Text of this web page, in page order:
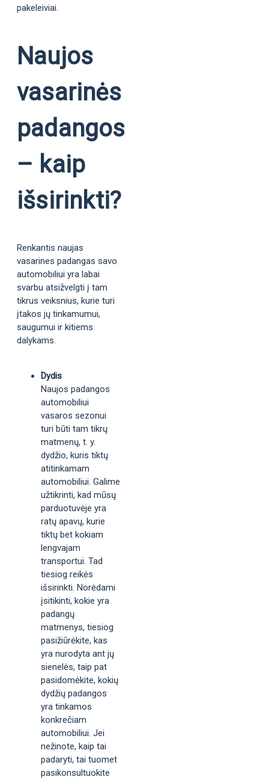
pakeleiviai.
Naujos
vasarinės
padangos
– kaip
išsirinkti?
Renkantis naujas
vasarines padangas savo
automobiliui yra labai
svarbu atsižvelgti į tam
tikrus veiksnius, kurie turi
įtakos jų tinkamumui,
saugumui ir kitiems
dalykams.
Dydis
Naujos padangos
automobiliui
vasaros sezonui
turi būti tam tikrų
matmenų, t. y.
dydžio, kuris tiktų
atitinkamam
automobiliui. Galime
užtikrinti, kad mūsų
parduotuvėje yra
ratų apavų, kurie
tiktų bet kokiam
lengvajam
transportui. Tad
tiesiog reikės
išsirinkti. Norėdami
įsitikinti, kokie yra
padangų
matmenys, tiesiog
pasižiūrėkite, kas
yra nurodyta ant jų
sienelės, taip pat
pasidomėkite, kokių
dydžių padangos
yra tinkamos
konkrečiam
automobiliui. Jei
nežinote, kaip tai
padaryti, tai tuomet
pasikonsultuokite